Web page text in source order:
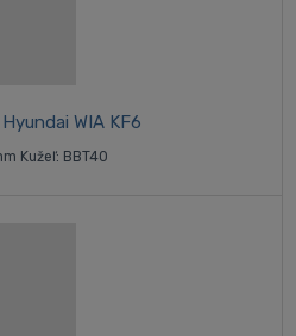
WIA KF6
Kužeľ: BBT40